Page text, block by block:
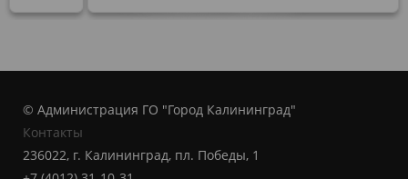
© Администрация ГО "Город Калининград"
Контакты
236022, г. Калининград, пл. Победы, 1